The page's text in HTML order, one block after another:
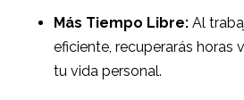
Más Tiempo Libre: Al
eficiente, recuperarás horas
tu vida personal.